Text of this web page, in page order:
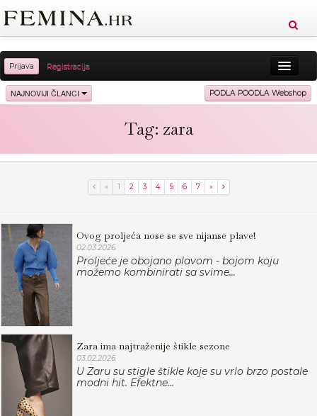
Prijava Registracija
Sreća Zdravlje Vitkost
Relax
NAJNOVIJI ČLANCI PODLA POODLA Webshop
Tag: zara
« 1 2 3 4 5 6 7 »
Ovog proljeća nose se sve nijanse plave!
02.03.2026.
Proljeće je obojano plavom - bojom koju
možemo kombinirati sa svime...
Zara ima najtraženije štikle sezone
03.02.2026.
U Zaru su stigle štikle koje su vrlo brzo postale
modni hit. Efektne...